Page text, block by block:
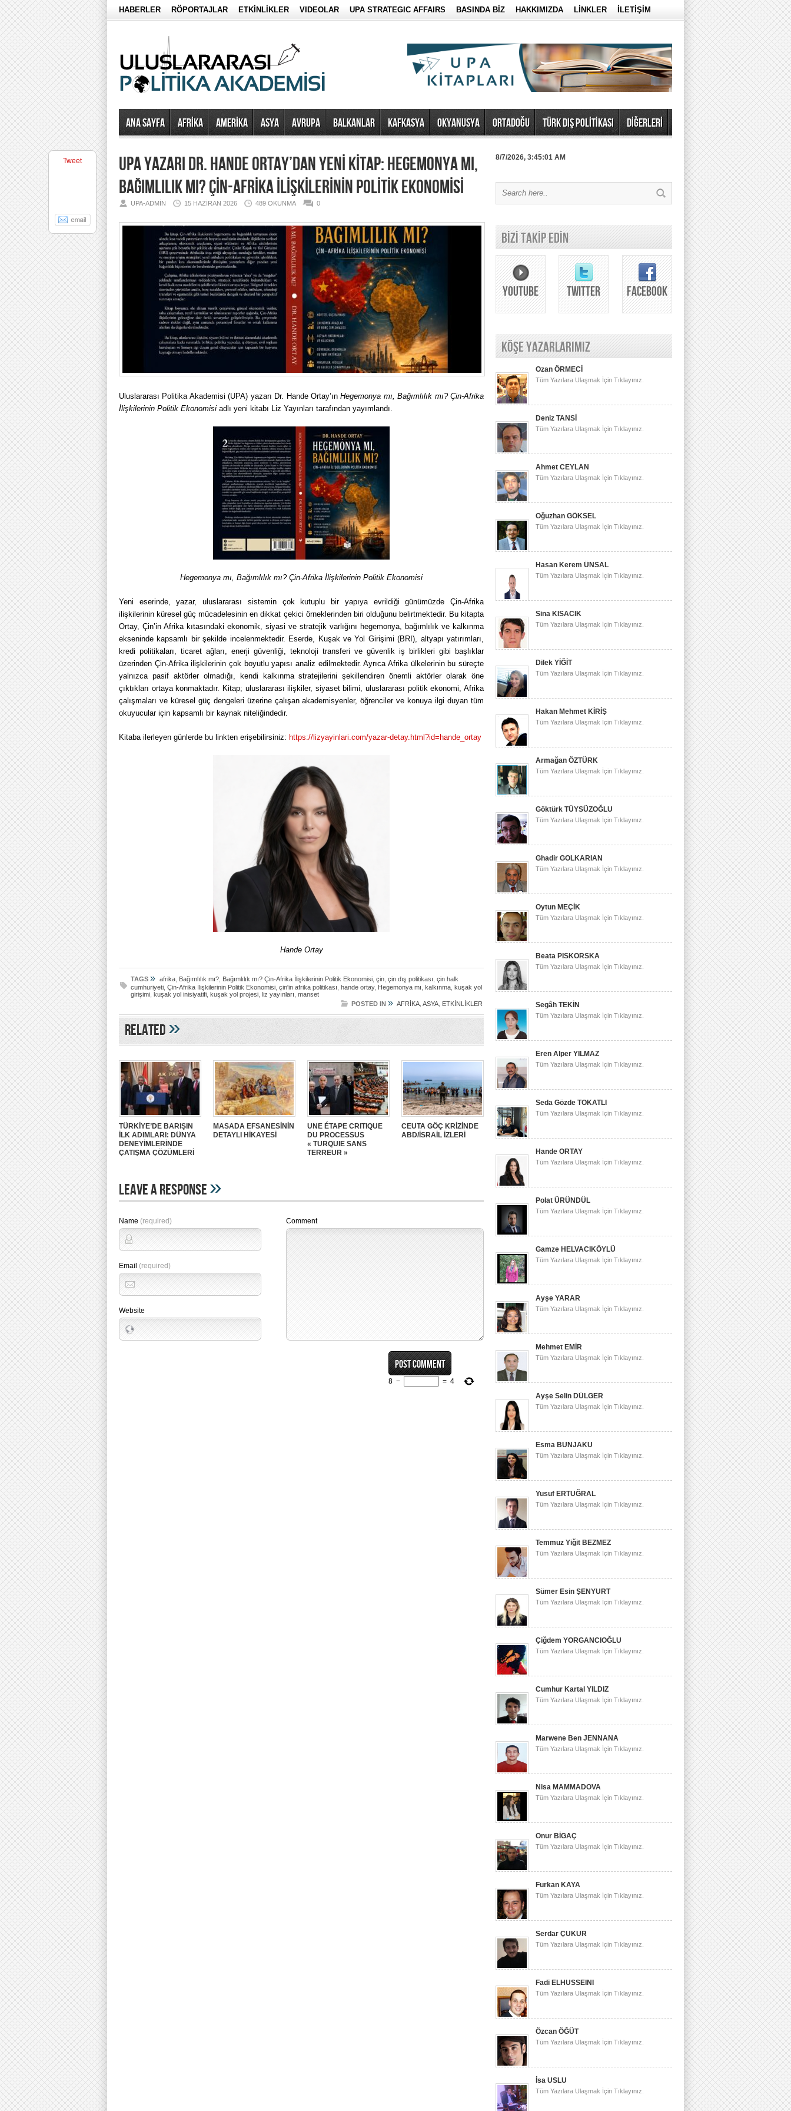
HABERLER RÖPORTAJLAR ETKİNLİKLER VIDEOLAR UPA STRATEGIC AFFAIRS BASINDA BİZ HAKKIMIZDA LİNKLER İLETİŞİM
Ana Sayfa AFRİKA AMERİKA ASYA AVRUPA BALKANLAR KAFKASYA OKYANUSYA ORTADOĞU TÜRK DIŞ POLİTİKASI DİĞERLERİ
UPA YAZARI DR. HANDE ORTAY’DAN YENİ KİTAP: HEGEMONYA MI,
BAĞIMLILIK MI? ÇİN-AFRİKA İLİŞKİLERİNİN POLİTİK EKONOMİSİ
UPA-ADMIN 15 HAZIRAN 2026 489 OKUNMA 0
Uluslararası Politika Akademisi (UPA) yazarı Dr. Hande Ortay’ınHegemonya mı, Bağımlılık mı? Çin-Afrika
İlişkilerinin Politik Ekonomisi adlı yeni kitabı Liz Yayınları tarafından yayımlandı.
Hegemonya mı, Bağımlılık mı? Çin-Afrika İlişkilerinin Politik Ekonomisi
Yeni eserinde, yazar, uluslararası sistemin çok kutuplu bir yapıya evrildiği günümüzde Çin-Afrika
ilişkilerinin küresel güç mücadelesinin en dikkat çekici örneklerinden biri olduğunu belirtmektedir. Bu kitapta
Ortay, Çin’in Afrika kıtasındaki ekonomik, siyasi ve stratejik varlığını hegemonya, bağımlılık ve kalkınma
ekseninde kapsamlı bir şekilde incelenmektedir. Eserde, Kuşak ve Yol Girişimi (BRI), altyapı yatırımları,
kredi politikaları, ticaret ağları, enerji güvenliği, teknoloji transferi ve güvenlik iş birlikleri gibi başlıklar
üzerinden Çin-Afrika ilişkilerinin çok boyutlu yapısı analiz edilmektedir. Ayrıca Afrika ülkelerinin bu süreçte
yalnızca pasif aktörler olmadığı, kendi kalkınma stratejilerini şekillendiren önemli aktörler olarak öne
çıktıkları ortaya konmaktadır. Kitap; uluslararası ilişkiler, siyaset bilimi, uluslararası politik ekonomi, Afrika
çalışmaları ve küresel güç dengeleri üzerine çalışan akademisyenler, öğrenciler ve konuya ilgi duyan tüm
okuyucular için kapsamlı bir kaynak niteliğindedir.
Kitaba ilerleyen günlerde bu linkten erişebilirsiniz: https://lizyayinlari.com/yazar-detay.html?id=hande_ortay
Hande Ortay
Tweet
TAGS » afrika Bağımlılık mı? Bağımlılık mı? Çin-Afrika İlişkilerinin Politik Ekonomisi çin çin dış politikası çin halk
cumhuriyeti Çin-Afrika İlişkilerinin Politik Ekonomisi çin'in afrika politikası hande ortay, Hegemonya mı kalkınma kuşak yol
girişimi kuşak yol inisiyatifi kuşak yol projesi liz yayınları manset
POSTED IN » AFRİKA ASYA ETKİNLİKLER
Related»
TÜRKİYE’DE BARIŞIN
İLK ADIMLARI: DÜNYA
DENEYİMLERİNDE
ÇATIŞMA ÇÖZÜMLERİ
MASADA EFSANESİNİN
DETAYLI HİKAYESİ
UNE ÉTAPE CRITIQUE
DU PROCESSUS
« TURQUIE SANS
TERREUR »
CEUTA GÖÇ KRİZİNDE
ABD/İSRAİL İZLERİ
Leave A Response»
Name (required)
Email (required)
Website
Comment
8 − = 4
8/7/2026, 3:45:01 AM
BİZİ TAKİP EDİN
YOUTUBE TWITTER FACEBOOK
KÖŞE YAZARLARIMIZ
Ozan ÖRMECİ
Tüm Yazılara Ulaşmak İçin Tıklayınız.
Deniz TANSİ
Tüm Yazılara Ulaşmak İçin Tıklayınız.
Ahmet CEYLAN
Tüm Yazılara Ulaşmak İçin Tıklayınız.
Oğuzhan GÖKSEL
Tüm Yazılara Ulaşmak İçin Tıklayınız.
Hasan Kerem ÜNSAL
Tüm Yazılara Ulaşmak İçin Tıklayınız.
Sina KISACIK
Tüm Yazılara Ulaşmak İçin Tıklayınız.
Dilek YİĞİT
Tüm Yazılara Ulaşmak İçin Tıklayınız.
Hakan Mehmet KİRİŞ
Tüm Yazılara Ulaşmak İçin Tıklayınız.
Armağan ÖZTÜRK
Tüm Yazılara Ulaşmak İçin Tıklayınız.
Göktürk TÜYSÜZOĞLU
Tüm Yazılara Ulaşmak İçin Tıklayınız.
Ghadir GOLKARIAN
Tüm Yazılara Ulaşmak İçin Tıklayınız.
Oytun MEÇİK
Tüm Yazılara Ulaşmak İçin Tıklayınız.
Beata PISKORSKA
Tüm Yazılara Ulaşmak İçin Tıklayınız.
Segâh TEKİN
Tüm Yazılara Ulaşmak İçin Tıklayınız.
Eren Alper YILMAZ
Tüm Yazılara Ulaşmak İçin Tıklayınız.
Seda Gözde TOKATLI
Tüm Yazılara Ulaşmak İçin Tıklayınız.
Hande ORTAY
Tüm Yazılara Ulaşmak İçin Tıklayınız.
Polat ÜRÜNDÜL
Tüm Yazılara Ulaşmak İçin Tıklayınız.
Gamze HELVACIKÖYLÜ
Tüm Yazılara Ulaşmak İçin Tıklayınız.
Ayşe YARAR
Tüm Yazılara Ulaşmak İçin Tıklayınız.
Mehmet EMİR
Tüm Yazılara Ulaşmak İçin Tıklayınız.
Ayşe Selin DÜLGER
Tüm Yazılara Ulaşmak İçin Tıklayınız.
Esma BUNJAKU
Tüm Yazılara Ulaşmak İçin Tıklayınız.
Yusuf ERTUĞRAL
Tüm Yazılara Ulaşmak İçin Tıklayınız.
Temmuz Yiğit BEZMEZ
Tüm Yazılara Ulaşmak İçin Tıklayınız.
Sümer Esin ŞENYURT
Tüm Yazılara Ulaşmak İçin Tıklayınız.
Çiğdem YORGANCIOĞLU
Tüm Yazılara Ulaşmak İçin Tıklayınız.
Cumhur Kartal YILDIZ
Tüm Yazılara Ulaşmak İçin Tıklayınız.
Marwene Ben JENNANA
Tüm Yazılara Ulaşmak İçin Tıklayınız.
Nisa MAMMADOVA
Tüm Yazılara Ulaşmak İçin Tıklayınız.
Onur BİGAÇ
Tüm Yazılara Ulaşmak İçin Tıklayınız.
Furkan KAYA
Tüm Yazılara Ulaşmak İçin Tıklayınız.
Serdar ÇUKUR
Tüm Yazılara Ulaşmak İçin Tıklayınız.
Fadi ELHUSSEINI
Tüm Yazılara Ulaşmak İçin Tıklayınız.
Özcan ÖĞÜT
Tüm Yazılara Ulaşmak İçin Tıklayınız.
İsa USLU
Tüm Yazılara Ulaşmak İçin Tıklayınız.